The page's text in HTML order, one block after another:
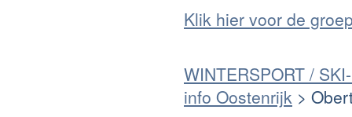
Klik hier voor de
WINTERSPORT /
info Oostenrijk >